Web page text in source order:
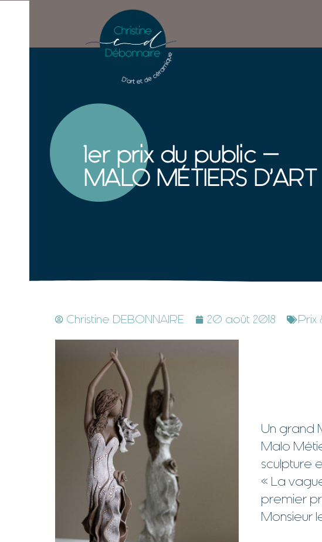
1er prix du public –
MALO MÉTIERS D’ART
Christine DEBONNAIRE 20 août 2018 Prix
Un grand
Malo
sculpture
« La
premier
Monsieur